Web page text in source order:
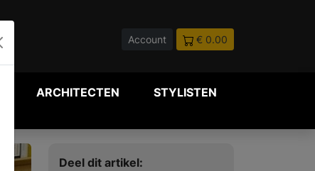
Account € 0.00
ARCHITECTEN STYLISTEN
Deel dit artikel: